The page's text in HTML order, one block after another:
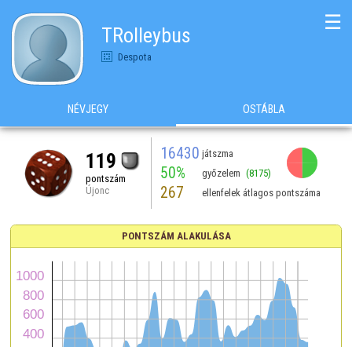
TRolleybus
Despota
☰
NÉVJEGY OSTÁBLA
119
pontszám
Újonc
16430 játszma
50% győzelem (8175)
267 ellenfelek átlagos pontszáma
PONTSZÁM ALAKULÁSA